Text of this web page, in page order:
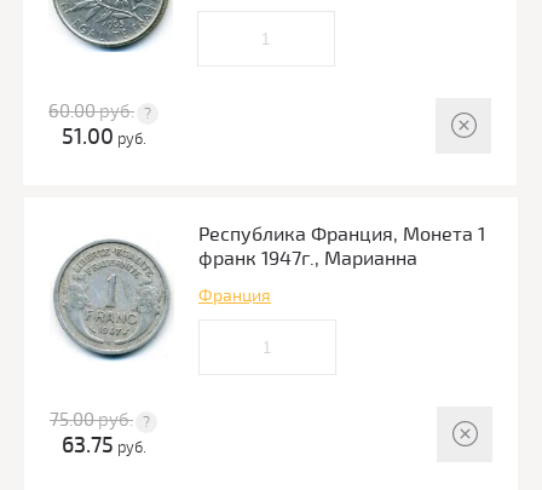
60.00руб.
51.00 руб.
Республика Франция, Монета 1
франк 1947г., Марианна
Франция
75.00руб.
63.75 руб.